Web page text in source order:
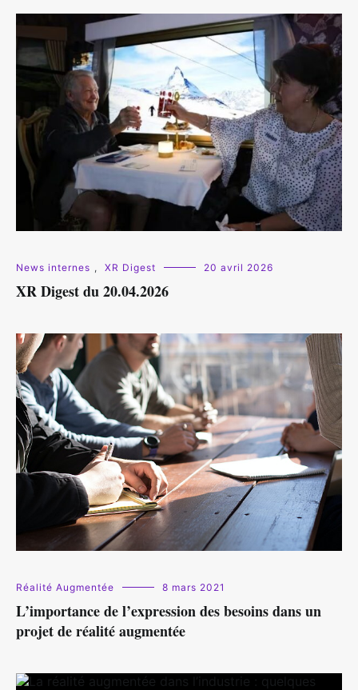
News internes , XR Digest 20 avril 2026
XR Digest du 20.04.2026
Réalité Augmentée 8 mars 2021
L’importance de l’expression des besoins dans un
projet de réalité augmentée